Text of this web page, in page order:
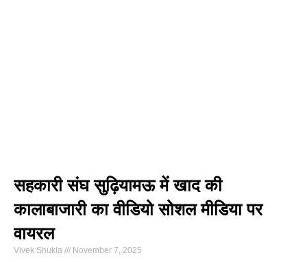
सहकारी संघ सुढ़ियामऊ में खाद की
कालाबाजारी का वीडियो सोशल मीडिया पर
वायरल
Vivek Shukla November 7, 2025